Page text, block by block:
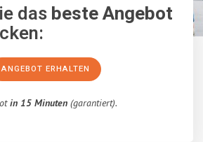
dasbeste Angebot
ANGEBOT ERHALTEN
in 15 Minuten(garantiert).